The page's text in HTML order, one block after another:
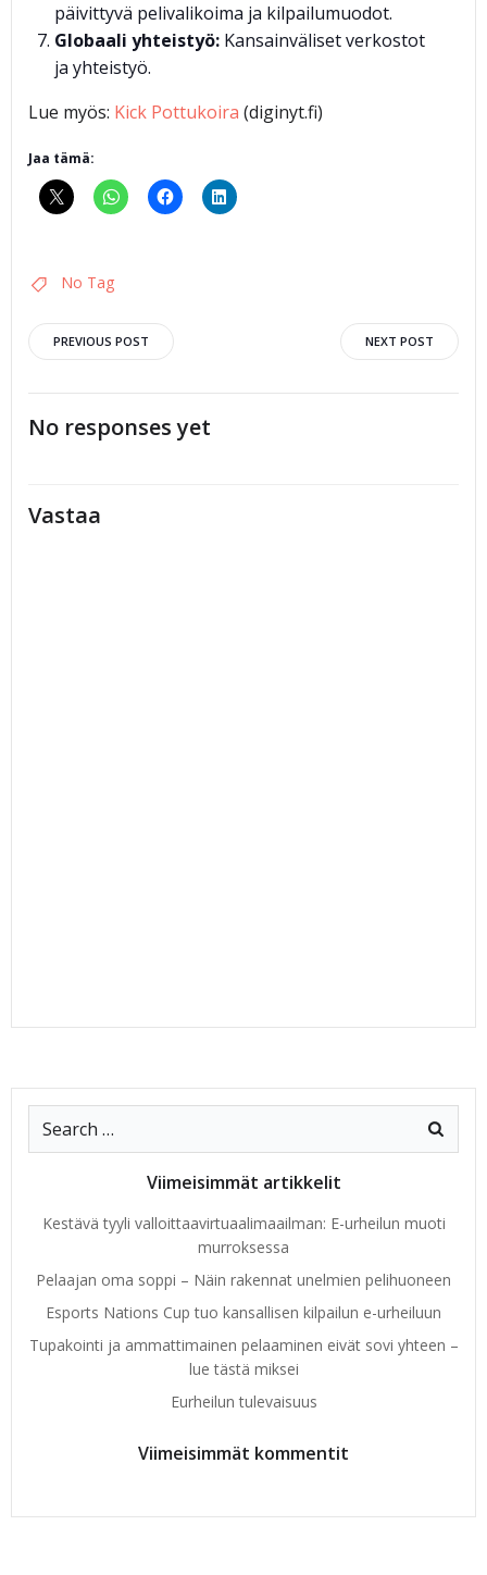
päivittyvä pelivalikoima ja kilpailumuodot.
Globaali yhteistyö: Kansainväliset verkostot
ja yhteistyö.
Lue myös: Kick Pottukoira (diginyt.fi)
Jaa tämä:
No Tag
Artikkelien
selaus
PREVIOUS POST
Artikkelien
selaus
NEXT POST
No responses yet
Vastaa
Search
Viimeisimmät artikkelit
Kestävä tyyli valloittaavirtuaalimaailman: E-urheilun muoti
murroksessa
Pelaajan oma soppi – Näin rakennat unelmien pelihuoneen
Esports Nations Cup tuo kansallisen kilpailun e-urheiluun
Tupakointi ja ammattimainen pelaaminen eivät sovi yhteen –
lue tästä miksei
Eurheilun tulevaisuus
Viimeisimmät kommentit